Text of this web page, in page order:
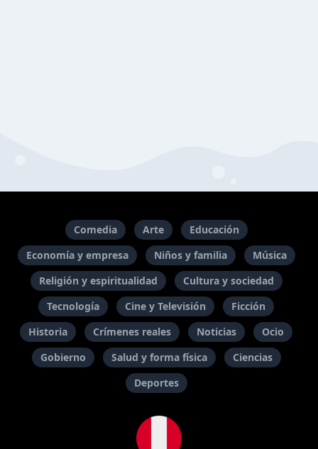
Comedia Arte
Educación
Economía y empresa
Niños y familia
Música
Religión y espiritualidad
Cultura y sociedad
Tecnología
Cine y Televisión
Ficción
Historia
Crímenes reales Noticias
Ocio
Gobierno
Salud y forma física
Ciencias
Deportes